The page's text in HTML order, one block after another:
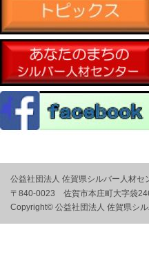
公益社団法人 佐賀県シルバー人材セ
〒840-0023 佐賀市本庄町大字袋
Copyright© 公益社団法人 佐賀県シ